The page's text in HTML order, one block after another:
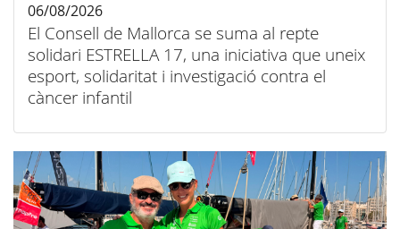
El Consell de Mallorca se suma al repte
solidari ESTRELLA 17, una iniciativa que uneix
esport, solidaritat i investigació contra el
càncer infantil
06/08/2026